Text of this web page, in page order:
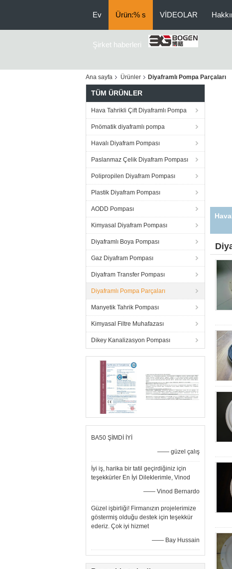
Ev Ürün:% s VİDEOLAR
Şirket haberleri
Ana sayfa Ürünler Diyaframlı Pompa Parçaları
TÜM ÜRÜNLER
Hava Tahrikli Çift Diyaframlı Pompa
Pnömatik diyaframlı pompa
Havalı Diyafram Pompası
Paslanmaz Çelik Diyafram Pompası
Polipropilen Diyafram Pompası
Plastik Diyafram Pompası
AODD Pompası
Kimyasal Diyafram Pompası
Diyaframlı Boya Pompası
Gaz Diyafram Pompası
Diyafram Transfer Pompası
Diyaframlı Pompa Parçaları
Manyetik Tahrik Pompası
Kimyasal Filtre Muhafazası
Dikey Kanalizasyon Pompası
BA50 ŞİMDİ İYİ
—— güzel çalış
İyi iş, harika bir tatil geçirdiğiniz için
teşekkürler En İyi Dileklerimle, Vinod
—— Vinod Bernardo
Güzel işbirliği! Firmanızın projelerimize
göstermiş olduğu destek için teşekkür
ederiz. Çok iyi hizmet
—— Bay Hussain